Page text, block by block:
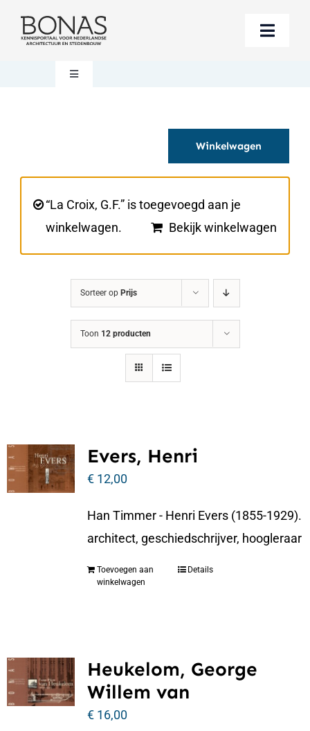
naar
Toggle
Berichten
Steun BONAS
Toggle
Winkelwagen
Winkelwagen
“La Croix, G.F.” is toegevoegd aan je
winkelwagen.
Bekijk winkelwagen
Sorteer op Prijs
Toon 12 producten
Evers, Henri
€12,00
Han Timmer - Henri Evers (1855-1929).
architect, geschiedschrijver, hoogleraar
Toevoegen aan
winkelwagen
Details
Heukelom, George
Willem van
€16,00